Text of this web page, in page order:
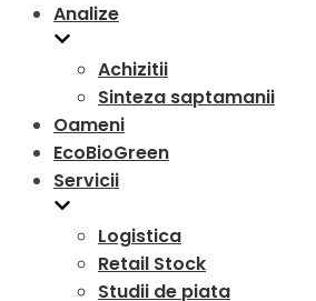
Analize
Achizitii
Sinteza saptamanii
Oameni
EcoBioGreen
Servicii
Logistica
Retail Stock
Studii de piata